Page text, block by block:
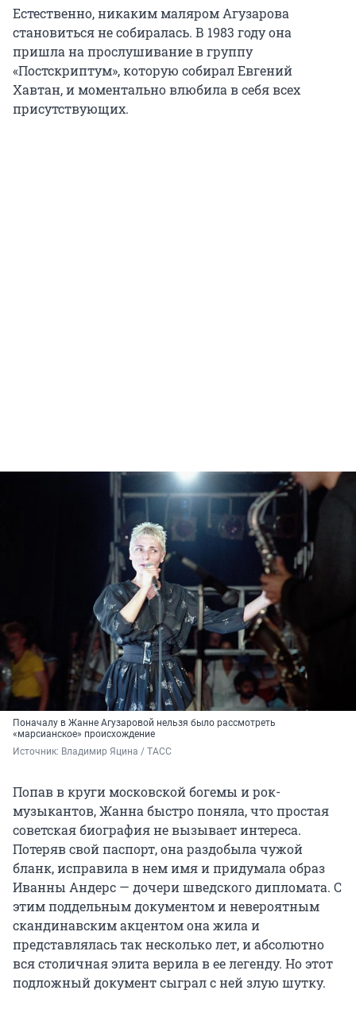
Естественно, никаким маляром Агузарова
становиться не собиралась. В 1983 году она
пришла на прослушивание в группу
«Постскриптум», которую собирал Евгений
Хавтан, и моментально влюбила в себя всех
присутствующих.
Поначалу в Жанне Агузаровой нельзя было рассмотреть
«марсианское» происхождение
Источник: Владимир Яцина / ТАСС
Попав в круги московской богемы и рок-
музыкантов, Жанна быстро поняла, что простая
советская биография не вызывает интереса.
Потеряв свой паспорт, она раздобыла чужой
бланк, исправила в нем имя и придумала образ
Иванны Андерс — дочери шведского дипломата. С
этим поддельным документом и невероятным
скандинавским акцентом она жила и
представлялась так несколько лет, и абсолютно
вся столичная элита верила в ее легенду. Но этот
подложный документ сыграл с ней злую шутку.